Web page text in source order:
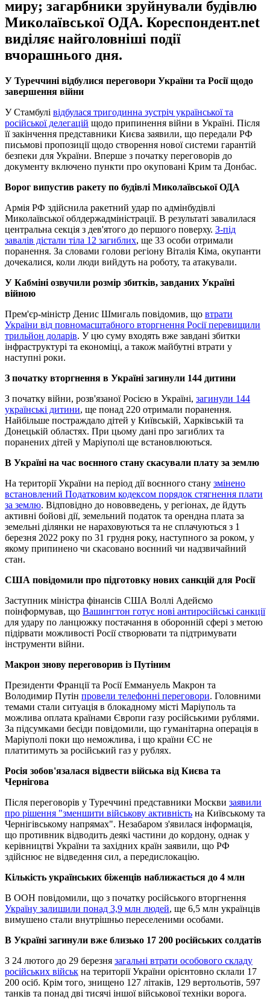
миру; загарбники зруйнували будівлю
Миколаївської ОДА. Кореспондент.net
виділяє найголовніші події
вчорашнього дня.
У Туреччині відбулися переговори України та Росії щодо
завершення війни
У Стамбулі відбулася тригодинна зустріч української та
російської делегацій щодо припинення війни в Україні. Після
її закінчення представники Києва заявили, що передали РФ
письмові пропозиції щодо створення нової системи гарантій
безпеки для України. Вперше з початку переговорів до
документу включено пункти про окуповані Крим та Донбас.
Ворог випустив ракету по будівлі Миколаївської ОДА
Армія РФ здійснила ракетний удар по адмінбудівлі
Миколаївської облдержадміністрації. В результаті завалилася
центральна секція з дев'ятого до першого поверху. З-під
завалів дістали тіла 12 загиблих, ще 33 особи отримали
поранення. За словами голови регіону Віталія Кіма, окупанти
дочекалися, коли люди вийдуть на роботу, та атакували.
У Кабміні озвучили розмір збитків, завданих Україні
війною
Прем'єр-міністр Денис Шмигаль повідомив, що втрати
України від повномасштабного вторгнення Росії перевищили
трильйон доларів. У цю суму входять вже завдані збитки
інфраструктурі та економіці, а також майбутні втрати у
наступні роки.
З початку вторгнення в Україні загинули 144 дитини
З початку війни, розв'язаної Росією в Україні, загинули 144
українські дитини, ще понад 220 отримали поранення.
Найбільше постраждало дітей у Київській, Харківській та
Донецькій областях. При цьому дані про загиблих та
поранених дітей у Маріуполі ще встановлюються.
В Україні на час воєнного стану скасували плату за землю
На території України на період дії воєнного стану змінено
встановлений Податковим кодексом порядок стягнення плати
за землю. Відповідно до нововведень, у регіонах, де йдуть
активні бойові дії, земельний податок та орендна плата за
земельні ділянки не нараховуються та не сплачуються з 1
березня 2022 року по 31 грудня року, наступного за роком, у
якому припинено чи скасовано воєнний чи надзвичайний
стан.
США повідомили про підготовку нових санкцій для Росії
Заступник міністра фінансів США Воллі Адейємо
поінформував, що Вашингтон готує нові антиросійські санкції
для удару по ланцюжку постачання в оборонній сфері з метою
підірвати можливості Росії створювати та підтримувати
інструменти війни.
Макрон знову переговорив із Путіним
Президенти Франції та Росії Еммануель Макрон та
Володимир Путін провели телефонні переговори. Головними
темами стали ситуація в блокадному місті Маріуполь та
можлива оплата країнами Європи газу російськими рублями.
За підсумками бесіди повідомили, що гуманітарна операція в
Маріуполі поки що неможлива, і що країни ЄС не
платитимуть за російський газ у рублях.
Росія зобов'язалася відвести війська від Києва та
Чернігова
Після переговорів у Туреччині представники Москви заявили
про рішення "зменшити військову активність на Київському та
Чернігівському напрямах". Незабаром з'явилася інформація,
що противник відводить деякі частини до кордону, однак у
керівництві України та західних країн заявили, що РФ
здійснює не відведення сил, а передислокацію.
Кількість українських біженців наближається до 4 млн
В ООН повідомили, що з початку російського вторгнення
Україну залишили понад 3,9 млн людей, ще 6,5 млн українців
вимушено стали внутрішньо переселеними особами.
В Україні загинули вже близько 17 200 російських солдатів
З 24 лютого до 29 березня загальні втрати особового складу
російських військ на території України орієнтовно склали 17
200 осіб. Крім того, знищено 127 літаків, 129 вертольотів, 597
танків та понад дві тисячі іншої військової техніки ворога.